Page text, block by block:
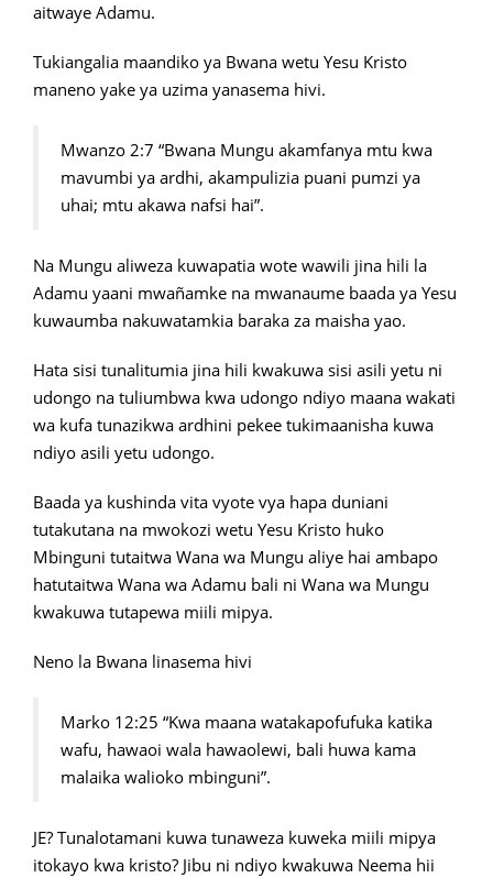
aitwaye Adamu.
Tukiangalia maandiko ya Bwana wetu Yesu Kristo
maneno yake ya uzima yanasema hivi.
Mwanzo 2:7 “Bwana Mungu akamfanya mtu kwa
mavumbi ya ardhi, akampulizia puani pumzi ya
uhai; mtu akawa nafsi hai”.
Na Mungu aliweza kuwapatia wote wawili jina hili la
Adamu yaani mwañamke na mwanaume baada ya Yesu
kuwaumba nakuwatamkia baraka za maisha yao.
Hata sisi tunalitumia jina hili kwakuwa sisi asili yetu ni
udongo na tuliumbwa kwa udongo ndiyo maana wakati
wa kufa tunazikwa ardhini pekee tukimaanisha kuwa
ndiyo asili yetu udongo.
Baada ya kushinda vita vyote vya hapa duniani
tutakutana na mwokozi wetu Yesu Kristo huko
Mbinguni tutaitwa Wana wa Mungu aliye hai ambapo
hatutaitwa Wana wa Adamu bali ni Wana wa Mungu
kwakuwa tutapewa miili mipya.
Neno la Bwana linasema hivi
Marko 12:25 “Kwa maana watakapofufuka katika
wafu, hawaoi wala hawaolewi, bali huwa kama
malaika walioko mbinguni”.
JE? Tunalotamani kuwa tunaweza kuweka miili mipya
itokayo kwa kristo? Jibu ni ndiyo kwakuwa Neema hii